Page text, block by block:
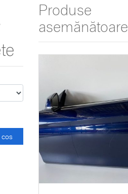
Produse
asemănătoare